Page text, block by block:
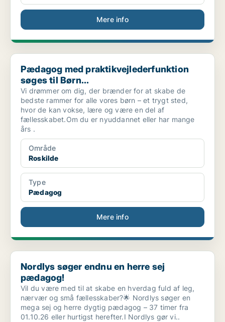
Mere info
Pædagog med praktikvejlederfunktion søges til Børn...
Pædagog med praktikvejlederfunktion
søges til Børn...
Vi drømmer om dig, der brænder for at skabe de
bedste rammer for alle vores børn – et trygt sted,
hvor de kan vokse, lære og være en del af
fællesskabet.Om du er nyuddannet eller har mange
års .
Område
Roskilde
Type
Pædagog
Mere info
Nordlys søger endnu en herre sej pædagog!
Nordlys søger endnu en herre sej
pædagog!
Vil du være med til at skabe en hverdag fuld af leg,
nærvær og små fællesskaber?🌟 Nordlys søger en
mega sej og herre dygtig pædagog – 37 timer fra
01.10.26 eller hurtigst herefter.I Nordlys gør vi..